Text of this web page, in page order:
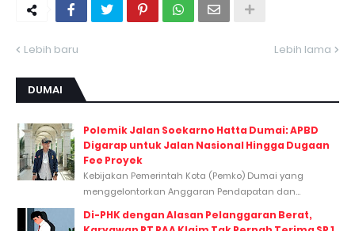
Lebih baru Lebih lama
DUMAI
Polemik Jalan Soekarno Hatta Dumai: APBD
Digarap untuk Jalan Nasional Hingga Dugaan
Fee Proyek
Kebijakan Pemerintah Kota (Pemko) Dumai yang
menggelontorkan Anggaran Pendapatan dan...
Di-PHK dengan Alasan Pelanggaran Berat,